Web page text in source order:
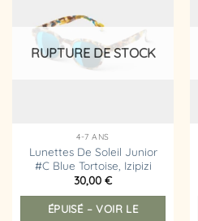
d’envies
RUPTURE DE STOCK
4-7 ANS
Lunettes De Soleil Junior
#C Blue Tortoise, Izipizi
30,00 €
ÉPUISÉ – VOIR LE